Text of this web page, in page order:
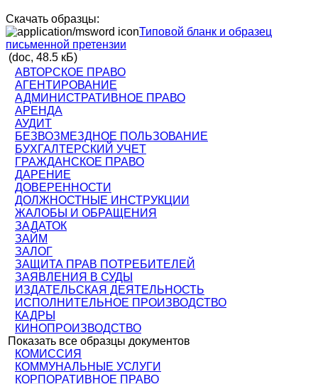
Скачать образцы:
Типовой бланк и образец
письменной претензии
(doc, 48.5 кБ)
АВТОРСКОЕ ПРАВО
АГЕНТИРОВАНИЕ
АДМИНИСТРАТИВНОЕ ПРАВО
АРЕНДА
АУДИТ
БЕЗВОЗМЕЗДНОЕ ПОЛЬЗОВАНИЕ
БУХГАЛТЕРСКИЙ УЧЕТ
ГРАЖДАНСКОЕ ПРАВО
ДАРЕНИЕ
ДОВЕРЕННОСТИ
ДОЛЖНОСТНЫЕ ИНСТРУКЦИИ
ЖАЛОБЫ И ОБРАЩЕНИЯ
ЗАДАТОК
ЗАЙМ
ЗАЛОГ
ЗАЩИТА ПРАВ ПОТРЕБИТЕЛЕЙ
ЗАЯВЛЕНИЯ В СУДЫ
ИЗДАТЕЛЬСКАЯ ДЕЯТЕЛЬНОСТЬ
ИСПОЛНИТЕЛЬНОЕ ПРОИЗВОДСТВО
КАДРЫ
КИНОПРОИЗВОДСТВО
Показать все образцы документов
КОМИССИЯ
КОММУНАЛЬНЫЕ УСЛУГИ
КОРПОРАТИВНОЕ ПРАВО